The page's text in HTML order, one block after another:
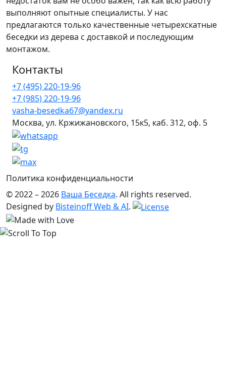
выполняют опытные специалисты. У нас
предлагаются только качественные четырехскатные
беседки из дерева с доставкой и последующим
монтажом.
Контакты
+7 (495) 220-19-96
+7 (985) 220-19-96
vasha-besedka67@yandex.ru
Москва, ул. Кржижановского, 15к5, каб. 312, оф. 5
Политика конфиденциальности
© 2022 – 2026 Ваша Беседка. All rights reserved.
Designed by Bisteinoff Web & AI.